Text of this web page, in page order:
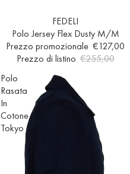
FEDELI
Polo Jersey Flex Dusty M/M
Prezzo promozionale €127,00
Prezzo di listino €255,00
Polo
Rasata
In
Cotone
Tokyo